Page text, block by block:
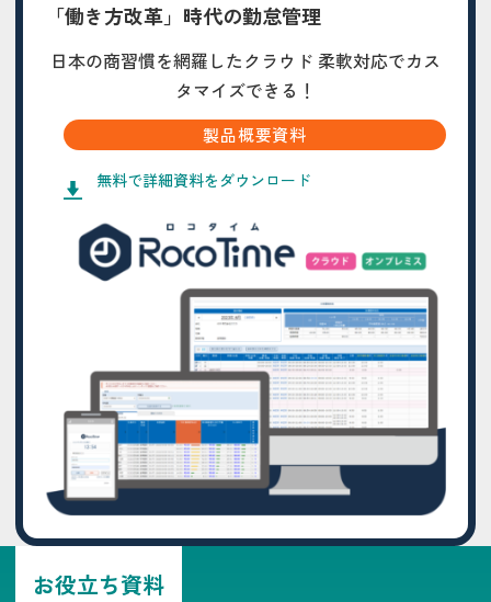
「働き方改革」時代の勤怠管理
日本の商習慣を網羅したクラウド 柔軟対応でカス
タマイズできる！
製品概要資料
無料で詳細資料をダウンロード
お役立ち資料